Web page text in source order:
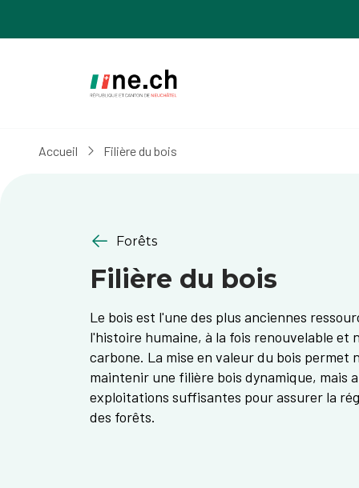
Accueil Filière du bois
Forêts
Filière du bois
Le bois est l'une des plus anciennes
l'histoire humaine, à la fois renouvelable et
carbone. La mise en valeur du bois permet
maintenir une filière bois dynamique, mais
exploitations suffisantes pour assurer la
des forêts.